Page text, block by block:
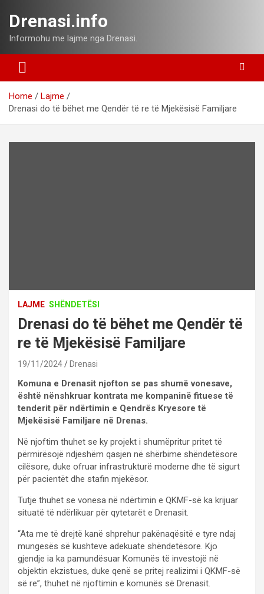
content
Drenasi.info
Informohu me lajme nga Drenasi.
Home
Lajme
Drenasi do të bëhet me Qendër të re të Mjekësisë Familjare
LAJME SHËNDETËSI
Drenasi do të bëhet me Qendër të
re të Mjekësisë Familjare
19/11/2024 Drenasi
Komuna e Drenasit njofton se pas shumë vonesave,
është nënshkruar kontrata me kompaninë fituese të
tenderit për ndërtimin e Qendrës Kryesore të
Mjekësisë Familjare në Drenas.
Në njoftim thuhet se ky projekt i shumëpritur pritet të
përmirësojë ndjeshëm qasjen në shërbime shëndetësore
cilësore, duke ofruar infrastrukturë moderne dhe të sigurt
për pacientët dhe stafin mjekësor.
Tutje thuhet se vonesa në ndërtimin e QKMF-së ka krijuar
situatë të ndërlikuar për qytetarët e Drenasit.
“Ata me të drejtë kanë shprehur pakënaqësitë e tyre ndaj
mungesës së kushteve adekuate shëndetësore. Kjo
gjendje ia ka pamundësuar Komunës të investojë në
objektin ekzistues, duke qenë se pritej realizimi i QKMF-së
së re”, thuhet në njoftimin e komunës së Drenasit.